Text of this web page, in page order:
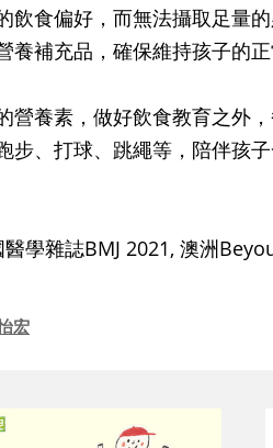
飲食偏好，而無法攝取足量
養補充品，確保維持孩子的正
營養素，做好飲食教育之外
步、打球、跳繩等，陪伴孩
學雜誌BMJ 2021, 澳洲
宏